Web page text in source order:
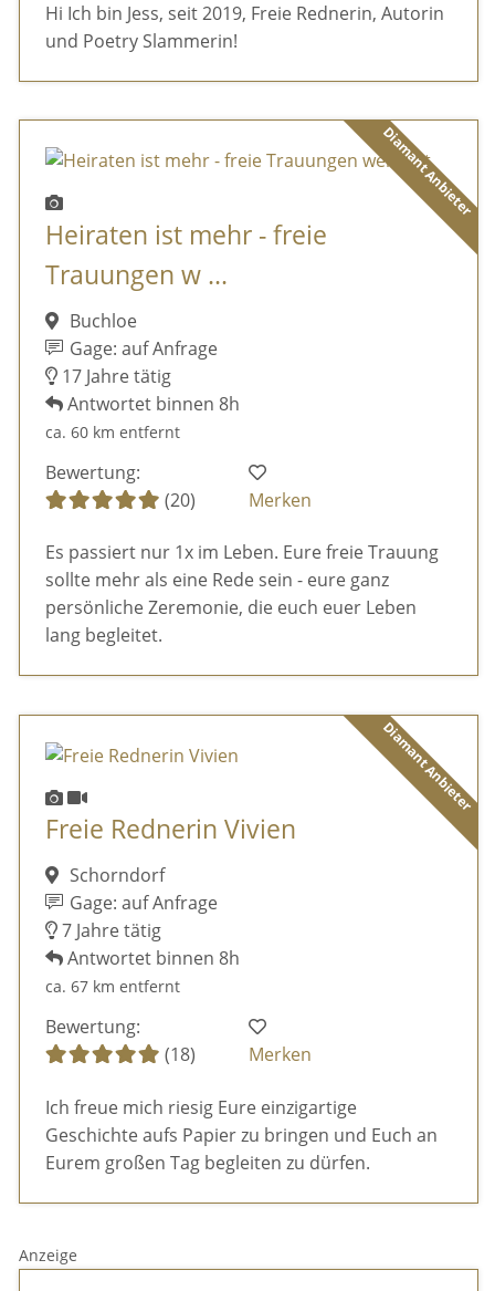
Hi Ich bin Jess, seit 2019, Freie Rednerin, Autorin
und Poetry Slammerin!
Diamant Anbieter
Heiraten ist mehr - freie
Trauungen w ...
Buchloe
Gage: auf Anfrage
17 Jahre tätig
Antwortet binnen 8h
ca. 60 km entfernt
Bewertung:
(20)
Merken
Es passiert nur 1x im Leben. Eure freie Trauung
sollte mehr als eine Rede sein - eure ganz
persönliche Zeremonie, die euch euer Leben
lang begleitet.
Diamant Anbieter
Freie Rednerin Vivien
Schorndorf
Gage: auf Anfrage
7 Jahre tätig
Antwortet binnen 8h
ca. 67 km entfernt
Bewertung:
(18)
Merken
Ich freue mich riesig Eure einzigartige
Geschichte aufs Papier zu bringen und Euch an
Eurem großen Tag begleiten zu dürfen.
Anzeige